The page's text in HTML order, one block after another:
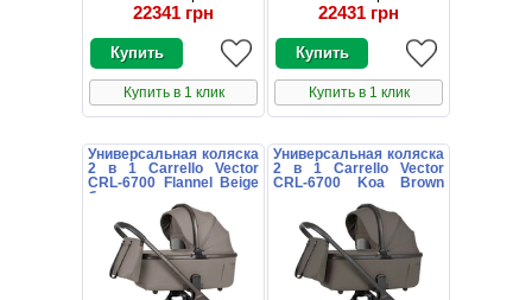
22341 грн
Купить в 1 клик
22431 грн
Купить в 1 клик
Универсальная коляска
2 в 1 Carrello Vector
CRL-6700 Flannel Beige
бежевая с дождевиком
Универсальная коляска
2 в 1 Carrello Vector
CRL-6700 Koa Brown
дождевиком